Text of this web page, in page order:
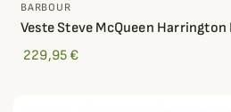
BARBOUR
Veste Steve McQueen
229,95 €